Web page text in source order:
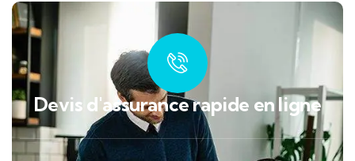
Devis d'assurance rapide en ligne